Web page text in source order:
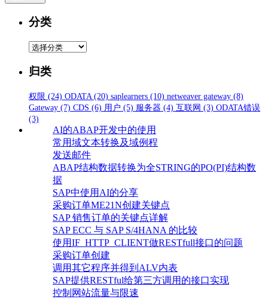
分类
分
归类
权限 (24) ODATA (20) saplearners (10) netweaver gateway (8)
Gateway (7) CDS (6) 用户 (5) 服务器 (4) 互联网 (3) ODATA错误
(3)
AI的ABAP开发中的使用
常用域文本转换及域例程
发送邮件
ABAP结构数据转换为全STRING的PO(PI)结构数
据
SAP中使用AI的分享
采购订单ME21N创建关键点
SAP 销售订单的关键点详解
SAP ECC 与 SAP S/4HANA 的比较
使用IF_HTTP_CLIENT做RESTfull接口的问题
采购订单创建
调用其它程序并得到ALV内表
SAP提供RESTful给第三方调用的接口实现
控制网站流量与限速